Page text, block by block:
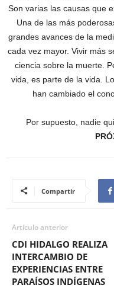
Son varias las causas que
Una de las más
grandes avances de la
cada vez mayor. Vivir más
ciencia sobre la muerte.
vida, es parte de la vida.
han cambiado el
Por supuesto, nadie
Compartir
Artículo anterior
CDI HIDALGO REALIZA
INTERCAMBIO DE
EXPERIENCIAS ENTRE
PARAÍSOS INDÍGENAS